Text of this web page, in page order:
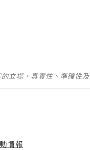
立場、真實性、準確性
情報